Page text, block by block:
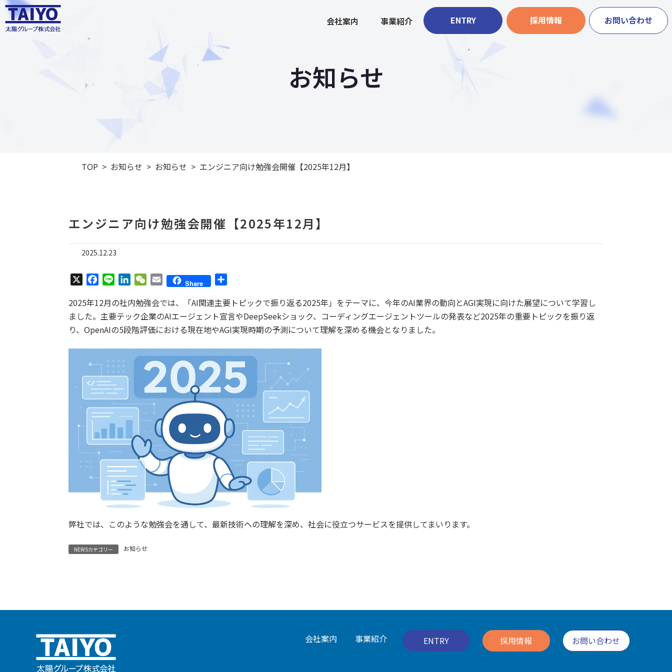
会社案内 事業紹介 ENTRY 採用情報 お問い合わせ
お知らせ
TOP お知らせ お知らせ エンジニア向け勉強会開催【2025年12月】
エンジニア向け勉強会開催【2025年12月】
2025.12.23
c
e
b
o
k
n
e
n
k
e
I
n
W
C
h
a
E
a
i
l
Share
2025年12月の社内勉強会では、「AI関連主要トピックで振り返る2025年」をテーマに、今年のAI業界の動向とAGI実現に向けた展望について学習し
ました。主要テック企業のAIエージェント宣言やDeepSeekショック、コーディングエージェントツールの発表など2025年の重要トピックを振り返
り、OpenAIの5段階評価における現在地やAGI実現時期の予測について理解を深める機会となりました。
弊社では、このような勉強会を通して、最新技術への理解を深め、社会に役立つサービスを提供してまいります。
NEWSカテゴリー お知らせ
会社案内 事業紹介 ENTRY 採用情報 お問い合わせ